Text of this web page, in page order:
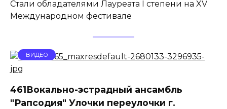
Стали обладателями Лауреата I степени на XV
Международном фестивале
ВИДЕО
461Вокально-эстрадный ансамбль
"Рапсодия" Улочки переулочки г.